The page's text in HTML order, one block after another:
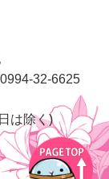
32-6625
は除く)